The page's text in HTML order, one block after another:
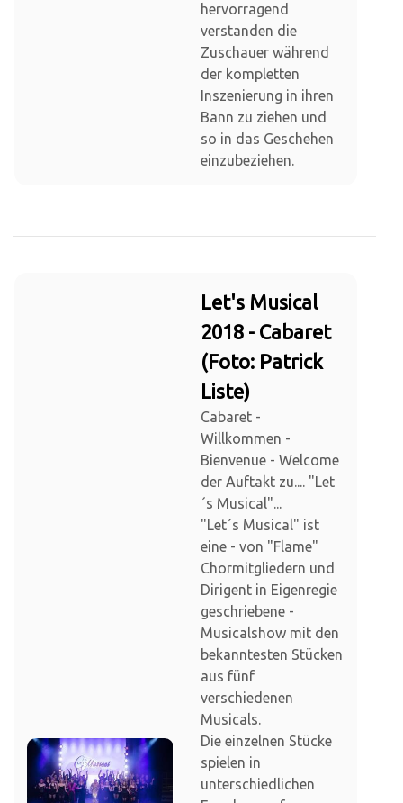
hervorragend
verstanden die
Zuschauer während
der kompletten
Inszenierung in ihren
Bann zu ziehen und
so in das Geschehen
einzubeziehen.
Let's Musical
2018 - Cabaret
(Foto: Patrick
Liste)
Cabaret -
Willkommen -
Bienvenue - Welcome
der Auftakt zu.... "Let
´s Musical"...
"Let´s Musical" ist
eine - von "Flame"
Chormitgliedern und
Dirigent in Eigenregie
geschriebene -
Musicalshow mit den
bekanntesten Stücken
aus fünf
verschiedenen
Musicals.
Die einzelnen Stücke
spielen in
unterschiedlichen